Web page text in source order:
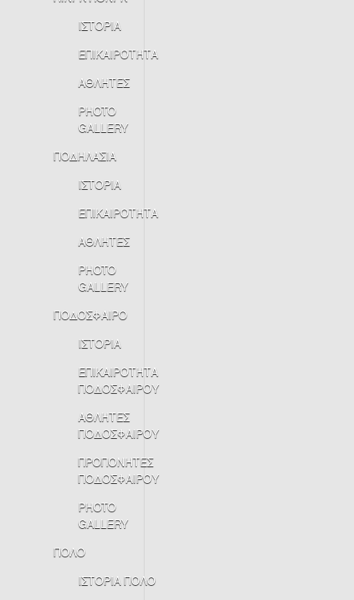
ΙΣΤΟΡΙΑ
ΕΠΙΚΑΙΡΟΤΗΤΑ
ΑΘΛΗΤΕΣ
PHOTO
GALLERY
ΠΟΔΗΛΑΣΙΑ
ΙΣΤΟΡΙΑ
ΕΠΙΚΑΙΡΟΤΗΤΑ
ΑΘΛΗΤΕΣ
PHOTO
GALLERY
ΠΟΔΟΣΦΑΙΡΟ
ΙΣΤΟΡΙΑ
ΕΠΙΚΑΙΡΟΤΗΤΑ
ΠΟΔΟΣΦΑΙΡΟΥ
ΑΘΛΗΤΕΣ
ΠΟΔΟΣΦΑΙΡΟΥ
ΠΡΟΠΟΝΗΤΕΣ
ΠΟΔΟΣΦΑΙΡΟΥ
PHOTO
GALLERY
ΠΟΛΟ
ΙΣΤΟΡΙΑ ΠΟΛΟ